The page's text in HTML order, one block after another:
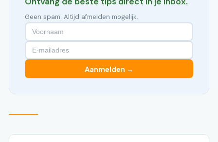
Geen spam. Altijd afmelden mogelijk.
Aanmelden →